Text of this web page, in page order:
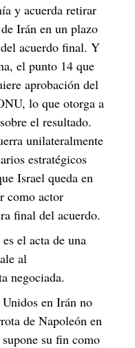
y acuerda retirar
Irán en un plazo
acuerdo final. Y
el punto 14 que
aprobación del
lo que otorga a
el resultado.
unilateralmente
estratégicos
Israel queda en
como actor
final del acuerdo.
el acta de una
al
negociada.
en Irán no
de Napoleón en
su fin como